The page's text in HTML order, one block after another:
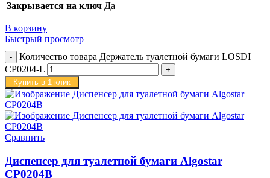
Закрывается на ключ Да
В корзину
Быстрый просмотр
Количество товара Держатель туалетной бумаги LOSDI
CP0204-L
Купить в 1 клик
Сравнить
Диспенсер для туалетной бумаги Algostar
CP0204B